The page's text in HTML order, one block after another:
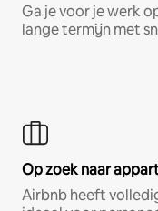
Ga je voor je werk
lange termijn met
Op zoek naar
Airbnb heeft